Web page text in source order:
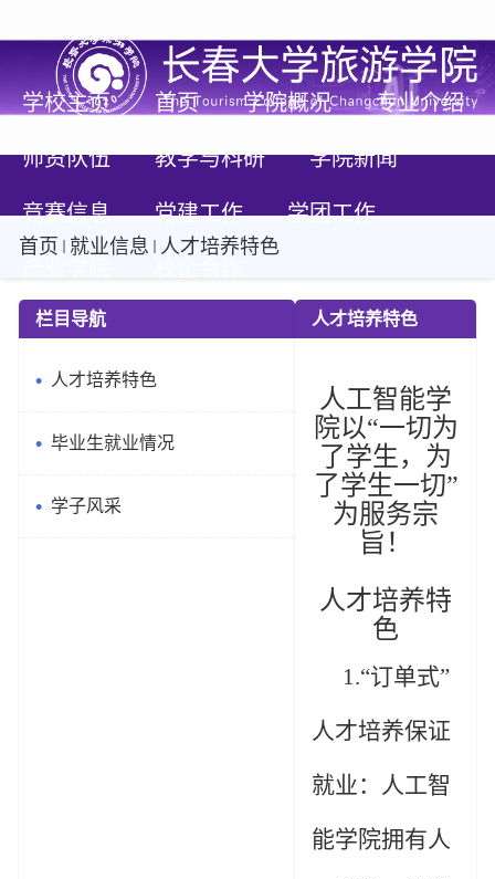
学校主页 首页 学院概况 专业介绍
师资队伍 教学与科研 学院新闻
竞赛信息 党建工作 学团工作
首页 就业信息 人才培养特色
栏目导航
人才培养特色
毕业生就业情况
学子风采
人才培养特色
人工智能学
院以“一切为
了学生，为
了学生一切”
为服务宗
旨！
人才培养特
色
1.“订单式”
人才培养保证
就业： 人工智
能学院拥有人